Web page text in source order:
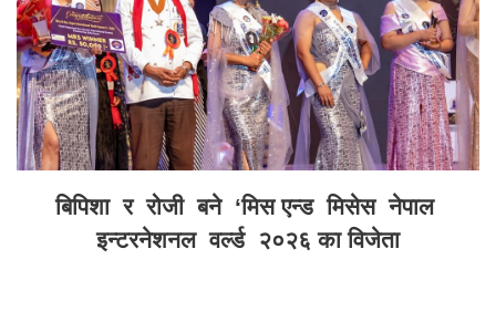
बिपिशा र रोजी बने ‘मिस एन्ड मिसेस नेपाल
इन्टरनेशनल वर्ल्ड २०२६ का विजेता